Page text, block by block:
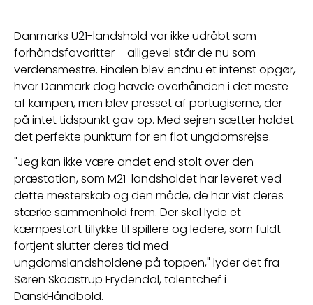
Danmarks U21-landshold var ikke udråbt som
forhåndsfavoritter – alligevel står de nu som
verdensmestre. Finalen blev endnu et intenst opgør,
hvor Danmark dog havde overhånden i det meste
af kampen, men blev presset af portugiserne, der
på intet tidspunkt gav op. Med sejren sætter holdet
det perfekte punktum for en flot ungdomsrejse.
"Jeg kan ikke være andet end stolt over den
præstation, som M21-landsholdet har leveret ved
dette mesterskab og den måde, de har vist deres
stærke sammenhold frem. Der skal lyde et
kæmpestort tillykke til spillere og ledere, som fuldt
fortjent slutter deres tid med
ungdomslandsholdene på toppen," lyder det fra
Søren Skaastrup Frydendal, talentchef i
DanskHåndbold.